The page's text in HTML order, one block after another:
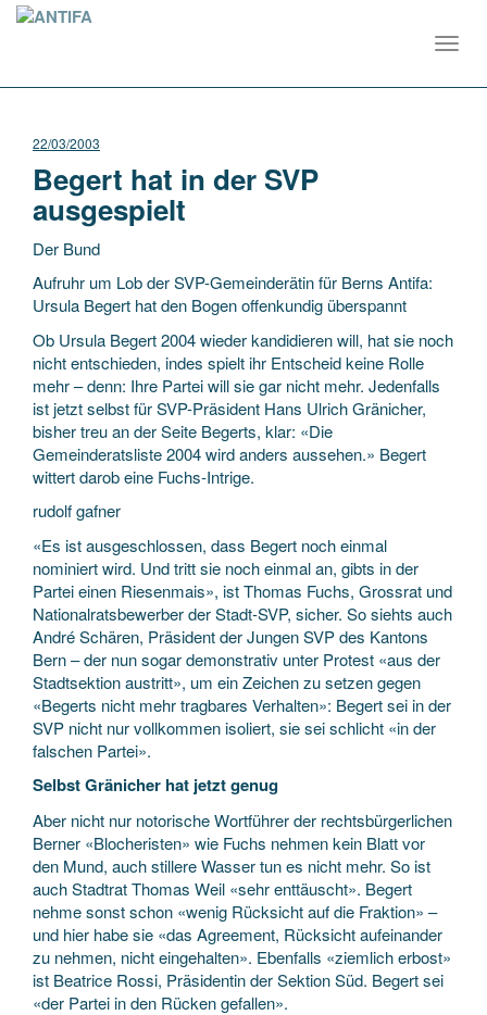
22/03/2003
Begert hat in der SVP
ausgespielt
Der Bund
Aufruhr um Lob der SVP-Gemeinderätin für Berns Antifa:
Ursula Begert hat den Bogen offenkundig überspannt
Ob Ursula Begert 2004 wieder kandidieren will, hat sie noch
nicht entschieden, indes spielt ihr Entscheid keine Rolle
mehr – denn: Ihre Parteiwill sie gar nicht mehr. Jedenfalls
ist jetzt selbst für SVP-Präsident Hans Ulrich Gränicher,
bisher treu an der Seite Begerts, klar: «Die
Gemeinderatsliste 2004 wird anders aussehen.» Begert
wittert darob eine Fuchs-Intrige.
rudolf gafner
«Es ist ausgeschlossen, dass Begert noch einmal
nominiert wird. Und tritt sie noch einmal an, gibts in der
Partei einen Riesenmais», ist Thomas Fuchs, Grossrat und
Nationalratsbewerber der Stadt-SVP, sicher. So siehts auch
André Schären, Präsident der Jungen SVP des Kantons
Bern – der nun sogar demonstrativ unter Protest «aus der
Stadtsektion austritt», um ein Zeichen zu setzen gegen
«Begerts nicht mehr tragbares Verhalten»: Begert sei in der
SVP nicht nur vollkommen isoliert, sie sei schlicht «in der
falschen Partei».
Selbst Gränicher hat jetzt genug
Aber nicht nur notorische Wortführer der rechtsbürgerlichen
Berner «Blocheristen» wie Fuchs nehmen kein Blatt vor
den Mund, auch stillere Wasser tun es nicht mehr. So ist
auch Stadtrat Thomas Weil «sehr enttäuscht». Begert
nehme sonst schon «wenig Rücksicht auf die Fraktion» –
und hier habe sie «das Agreement, Rücksicht aufeinander
zu nehmen, nicht eingehalten». Ebenfalls «ziemlich erbost»
ist Beatrice Rossi, Präsidentin der Sektion Süd. Begert sei
«der Partei in den Rücken gefallen».